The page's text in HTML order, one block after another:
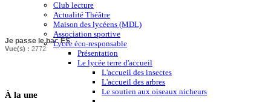
Club lecture
Actualité Théâtre
Maison des lycéens (MDL)
Association sportive
Lycée éco-responsable
Présentation
Le lycée terre d'accueil
L'accueil des insectes
L'accueil des arbres
Le soutien aux oiseaux nicheurs
Je passe le bac ES
Vue(s) : 2772
À la une